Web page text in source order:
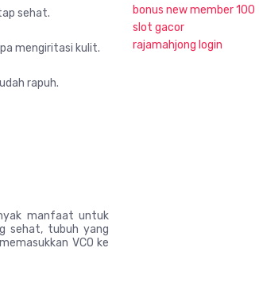
sehat.
mengiritasi kulit.
rapuh.
manfaat untuk
sehat, tubuh yang
VCO ke
bonus new member 100
slot gacor
rajamahjong login